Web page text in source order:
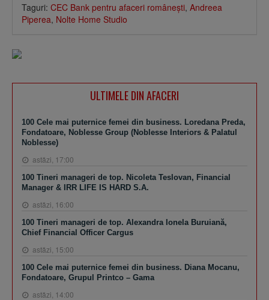
Taguri: CEC Bank pentru afaceri româneşti, Andreea
Piperea, Nolte Home Studio
ULTIMELE DIN AFACERI
100 Cele mai puternice femei din business. Loredana Preda,
Fondatoare, Noblesse Group (Noblesse Interiors & Palatul
Noblesse)
astăzi, 17:00
100 Tineri manageri de top. Nicoleta Teslovan, Financial
Manager & IRR LIFE IS HARD S.A.
astăzi, 16:00
100 Tineri manageri de top. Alexandra Ionela Buruiană,
Chief Financial Officer Cargus
astăzi, 15:00
100 Cele mai puternice femei din business. Diana Mocanu,
Fondatoare, Grupul Printco – Gama
astăzi, 14:00